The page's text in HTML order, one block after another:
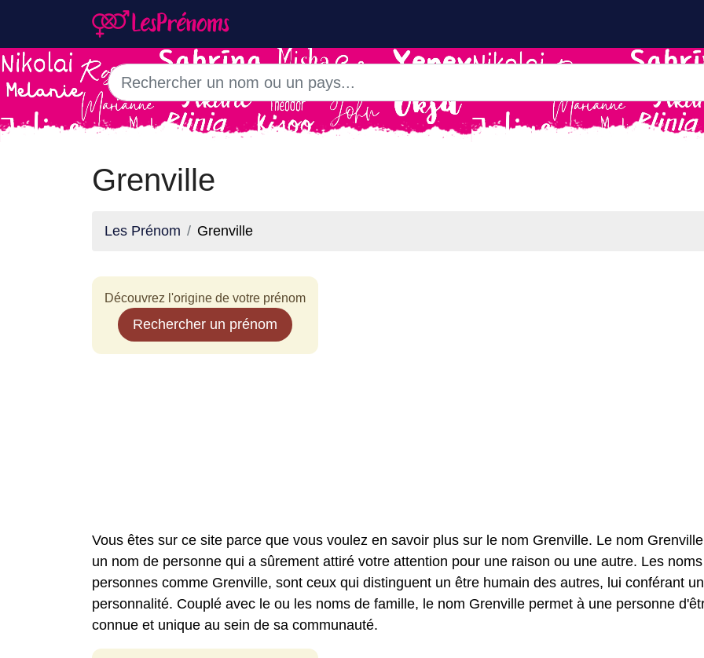
Grenville
Les Prénom Grenville
Découvrez l'origine de votre prénom
Rechercher un prénom
Vous êtes sur ce site parce que vous voulez en savoir plus sur le nom Grenville. Le nom
un nom de personne qui a sûrement attiré votre attention pour une raison ou une autre. Les
personnes comme Grenville, sont ceux qui distinguent un être humain des autres, lui conférant
personnalité. Couplé avec le ou les noms de famille, le nom Grenville permet à une personne
connue et unique au sein de sa communauté.